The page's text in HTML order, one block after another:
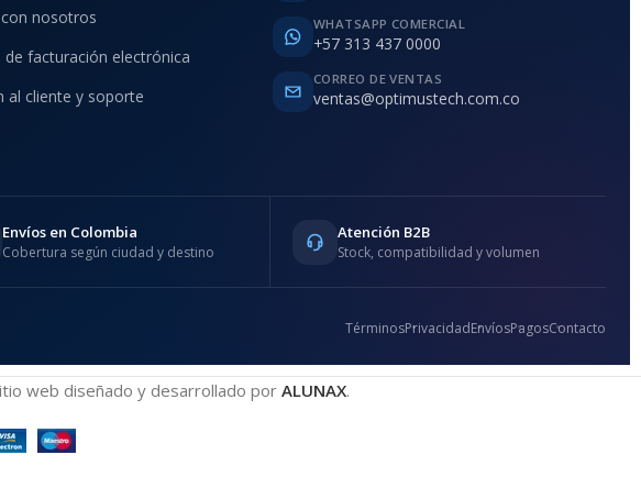
nosotros
de facturación electrónica
al cliente y soporte
WHATSAPP COMERCIAL
+57 313 437 0000
CORREO DE VENTAS
ventas@optimustech.com.co
Envíos en Colombia
Cobertura según ciudad y destino
Atención B2B
Stock, compatibilidad y volumen
TérminosPrivacidadEnvíosPagosContacto
web diseñado y desarrollado por ALUNAX.